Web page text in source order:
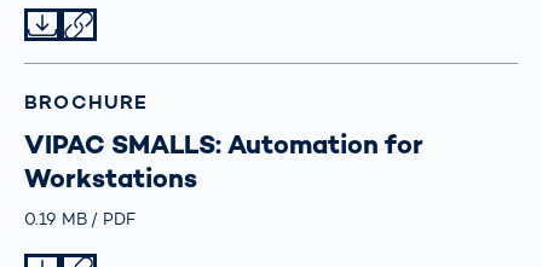
BROCHURE
VIPAC SMALLS: Automation for
Workstations
Größe
0.19 MB TypPDF